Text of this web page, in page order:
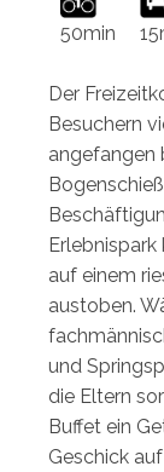
50min
Der
Besuchern
angefangen
auf einem
austoben.
und
die Eltern
Buffet ein
Geschick